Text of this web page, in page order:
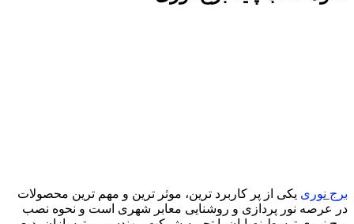
برج نوری یکی از پر کاربرد ترین، موثر ترین و مهم ترین محصولات
در عرصه نور پردازی و روشنایی معابر شهری است و نحوه نصب